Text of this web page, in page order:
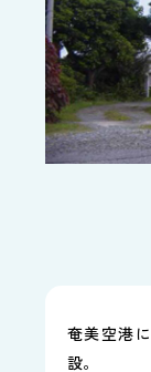
奄美空港
設。